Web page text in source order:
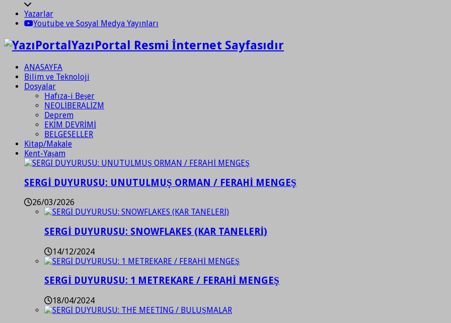
Yazarlar
Youtube ve Sosyal Medya Yayınları
YazıPortal Resmi İnternet Sayfasıdır
ANASAYFA
Bilim ve Teknoloji
Dosyalar
Hafıza-i Beşer
NEOLİBERALİZM
Deprem
EKİM DEVRİMİ
BELGESELLER
Kitap/Makale
Kent-Yaşam
SERGİ DUYURUSU: UNUTULMUŞ ORMAN / FERAHİ MENGEŞ
26/03/2026
SERGİ DUYURUSU: SNOWFLAKES (KAR TANELERİ)
14/12/2024
SERGİ DUYURUSU: 1 METREKARE / FERAHİ MENGEŞ
18/04/2024